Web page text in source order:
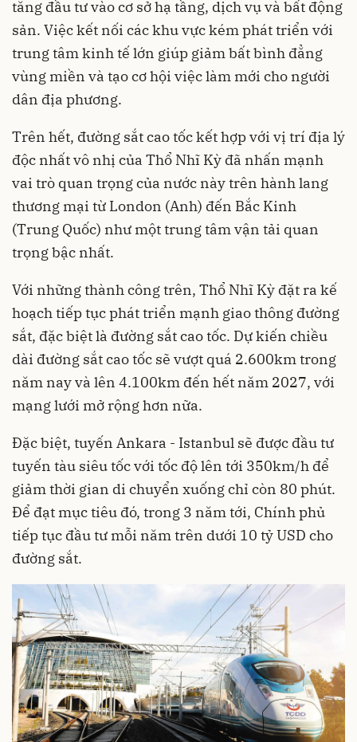
tăng đầu tư vào cơ sở hạ tầng, dịch vụ và bất động
sản. Việc kết nối các khu vực kém phát triển với
trung tâm kinh tế lớn giúp giảm bất bình đẳng
vùng miền và tạo cơ hội việc làm mới cho người
dân địa phương.
Trên hết, đường sắt cao tốc kết hợp với vị trí địa lý
độc nhất vô nhị của Thổ Nhĩ Kỳ đã nhấn mạnh
vai trò quan trọng của nước này trên hành lang
thương mại từ London (Anh) đến Bắc Kinh
(Trung Quốc) như một trung tâm vận tải quan
trọng bậc nhất.
Với những thành công trên, Thổ Nhĩ Kỳ đặt ra kế
hoạch tiếp tục phát triển mạnh giao thông đường
sắt, đặc biệt là đường sắt cao tốc. Dự kiến chiều
dài đường sắt cao tốc sẽ vượt quá 2.600km trong
năm nay và lên 4.100km đến hết năm 2027, với
mạng lưới mở rộng hơn nữa.
Đặc biệt, tuyến Ankara - Istanbul sẽ được đầu tư
tuyến tàu siêu tốc với tốc độ lên tới 350km/h để
giảm thời gian di chuyển xuống chỉ còn 80 phút.
Để đạt mục tiêu đó, trong 3 năm tới, Chính phủ
tiếp tục đầu tư mỗi năm trên dưới 10 tỷ USD cho
đường sắt.